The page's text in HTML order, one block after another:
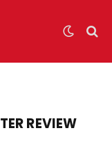
REVIEW